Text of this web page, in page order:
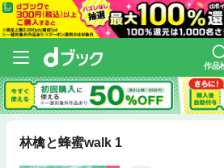
作品
林檎と蜂蜜walk 1